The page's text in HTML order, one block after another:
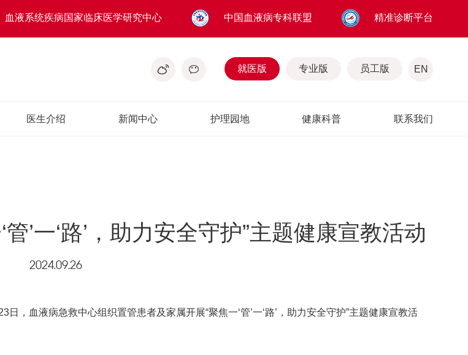
血液系统疾病国家临床医学研究中心 中国血液病专科联盟 精准诊断平台
就医版 专业版 员工版 EN
医生介绍 新闻中心 护理园地 健康科普 联系我们
’一‘路’，助力安全守护”主题健康宣教活动
2024.09.26
，血液病急救中心组织置管患者及家属开展“聚焦一‘管’一‘路’，助力安全守护”主题健康宣教活